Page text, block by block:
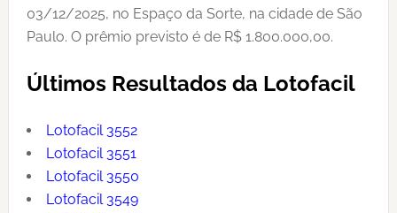
03/12/2025, no Espaço da Sorte, na cidade de São
Paulo. O prêmio previsto é de R$ 1.800.000,00.
Últimos Resultados da Lotofacil
Lotofacil 3552
Lotofacil 3551
Lotofacil 3550
Lotofacil 3549